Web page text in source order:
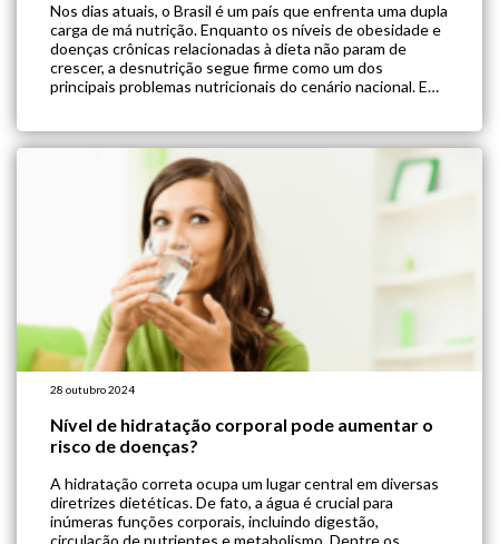
Nos dias atuais, o Brasil é um país que enfrenta uma dupla
carga de má nutrição. Enquanto os níveis de obesidade e
doenças crônicas relacionadas à dieta não param de
crescer, a desnutrição segue firme como um dos
principais problemas nutricionais do cenário nacional. Em
28 outubro 2024
Nível de hidratação corporal pode aumentar o
risco de doenças?
A hidratação correta ocupa um lugar central em diversas
diretrizes dietéticas. De fato, a água é crucial para
inúmeras funções corporais, incluindo digestão,
circulação de nutrientes e metabolismo. Dentre os